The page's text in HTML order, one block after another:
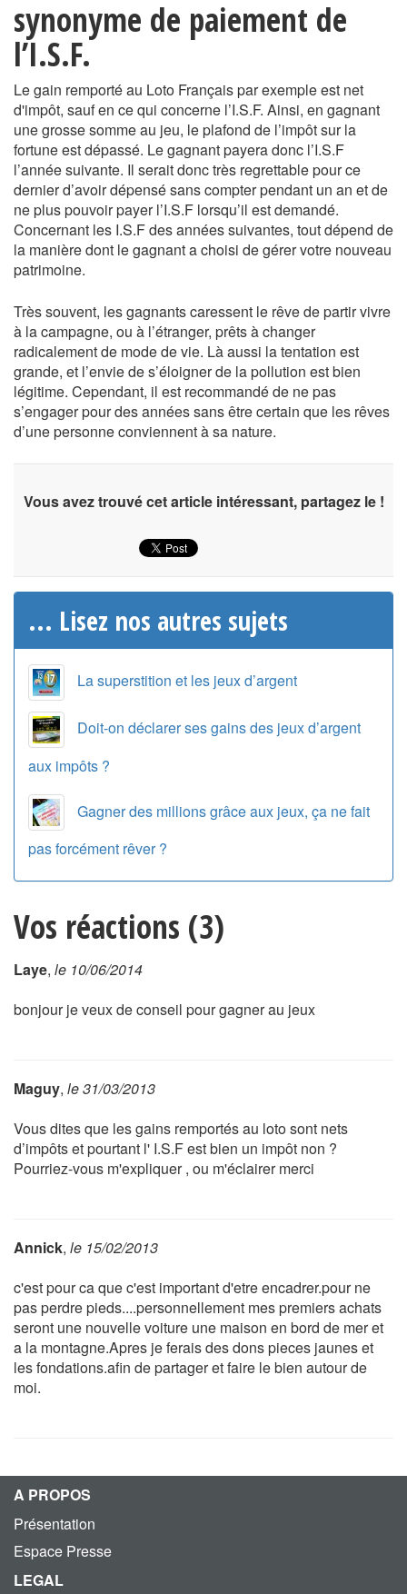
synonyme de paiement de
l’I.S.F.
Le gain remporté au Loto Français par exemple est net
d'impôt, sauf en ce qui concerne l’I.S.F. Ainsi, en gagnant
une grosse somme au jeu, le plafond de l’impôt sur la
fortune est dépassé. Le gagnant payera donc l’I.S.F
l’année suivante. Il serait donc très regrettable pour ce
dernier d’avoir dépensé sans compter pendant un an et de
ne plus pouvoir payer l’I.S.F lorsqu’il est demandé.
Concernant les I.S.F des années suivantes, tout dépend de
la manière dont le gagnant a choisi de gérer votre nouveau
patrimoine.
Très souvent, les gagnants caressent le rêve de partir vivre
à la campagne, ou à l’étranger, prêts à changer
radicalement de mode de vie. Là aussi la tentation est
grande, et l’envie de s’éloigner de la pollution est bien
légitime. Cependant, il est recommandé de ne pas
s’engager pour des années sans être certain que les rêves
d’une personne conviennent à sa nature.
Vous avez trouvé cet article intéressant, partagez le !
... Lisez nos autres sujets
La superstition et les jeux d’argent
Doit-on déclarer ses gains des jeux d’argent
aux impôts ?
Gagner des millions grâce aux jeux, ça ne fait
pas forcément rêver ?
Vos réactions (3)
Laye, le 10/06/2014
bonjour je veux de conseil pour gagner au jeux
Maguy, le 31/03/2013
Vous dites que les gains remportés au loto sont nets
d’impôts et pourtant l' I.S.F est bien un impôt non ?
Pourriez-vous m'expliquer , ou m'éclairer merci
Annick, le 15/02/2013
c'est pour ca que c'est important d'etre encadrer.pour ne
pas perdre pieds....personnellement mes premiers achats
seront une nouvelle voiture une maison en bord de mer et
a la montagne.Apres je ferais des dons pieces jaunes et
les fondations.afin de partager et faire le bien autour de
moi.
A PROPOS
Présentation
Espace Presse
LEGAL